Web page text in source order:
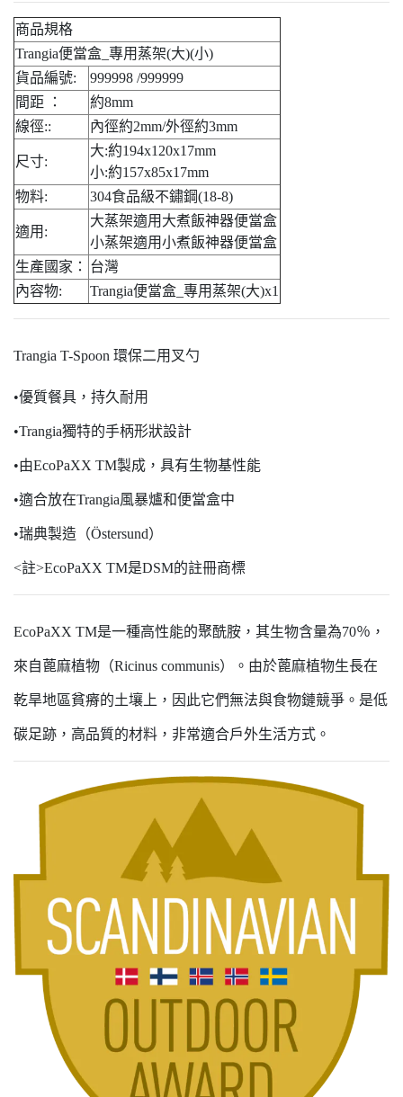
商品規格
Trangia便當盒_專用蒸架(大)(小)
貨品編號:
999998 /999999
間距 ：
約8mm
線徑::
內徑約2mm/外徑約3mm
尺寸:
大:約194x120x17mm
小:約157x85x17mm
物料:
304食品級不鏽鋼(18-8)
適用:
大蒸架適用大煮飯神器便當盒
小蒸架適用小煮飯神器便當盒
生產國家：
台灣
內容物:
Trangia便當盒_專用蒸架(大)x1
Trangia T-Spoon 環保二用叉勺
•優質餐具，持久耐用
•Trangia獨特的手柄形狀設計
•由EcoPaXX TM製成，具有生物基性能
•適合放在Trangia風暴爐和便當盒中
•瑞典製造（Östersund）
<註>EcoPaXX TM是DSM的註冊商標
EcoPaXX TM是一種高性能的聚酰胺，其生物含量為70％，
來自蓖麻植物（Ricinus communis）。由於蓖麻植物生長在
乾旱地區貧瘠的土壤上，因此它們無法與食物鏈競爭。是低
碳足跡，高品質的材料，非常適合戶外生活方式。